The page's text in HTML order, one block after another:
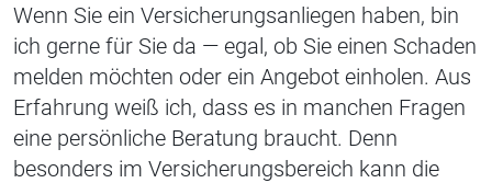
Wenn Sie ein Versicherungsanliegen haben, bin
ich gerne für Sie da — egal, ob Sie einen Schaden
melden möchten oder ein Angebot einholen. Aus
Erfahrung weiß ich, dass es in manchen Fragen
eine persönliche Beratung braucht. Denn
besonders im Versicherungsbereich kann die